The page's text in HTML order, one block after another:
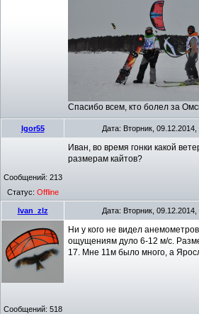
Спасибо всем, кто болел за
Igor55 Дата: Вторник,
Сообщений: 213
Статус: Offline
Иван, во время гонки какой
размерам кайтов?
Ivan_zlz Дата: Вторник,
Сообщений: 518
Ни у кого не видел
ощущениям дуло 6-12 м/с.
17. Мне 11м было много, а